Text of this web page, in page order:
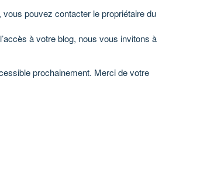
pouvez contacter le propriétaire du
à votre blog, nous vous invitons à
prochainement. Merci de votre